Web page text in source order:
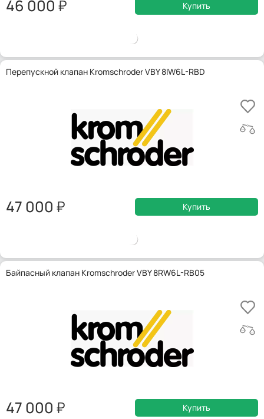
46 000 Купить
Перепускной клапан Kromschroder VBY 8IW6L-RBD
47 000 Купить
Байпасный клапан Kromschroder VBY 8RW6L-RB05
47 000 Купить